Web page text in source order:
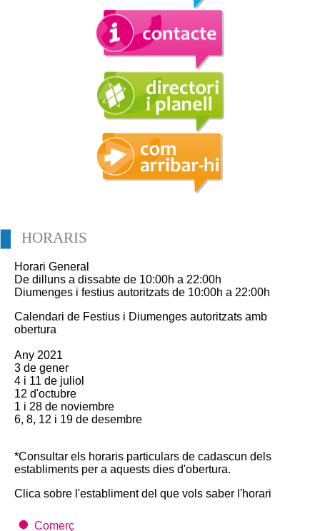
HORARIS
Horari General
De dilluns a dissabte de 10:00h a 22:00h
Diumenges i festius autoritzats de 10:00h a 22:00h
Calendari de Festius i Diumenges autoritzats amb
obertura
Any 2021
3 de gener
4 i 11 de juliol
12 d'octubre
1 i 28 de noviembre
6, 8, 12 i 19 de desembre
*Consultar els horaris particulars de cadascun dels
establiments per a aquests dies d'obertura.
Clica sobre l'establiment del que vols saber l'horari
Comerç